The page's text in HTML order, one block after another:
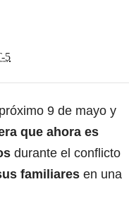
5
9 de mayo y
que ahora es
durante el conflicto
familiares en una